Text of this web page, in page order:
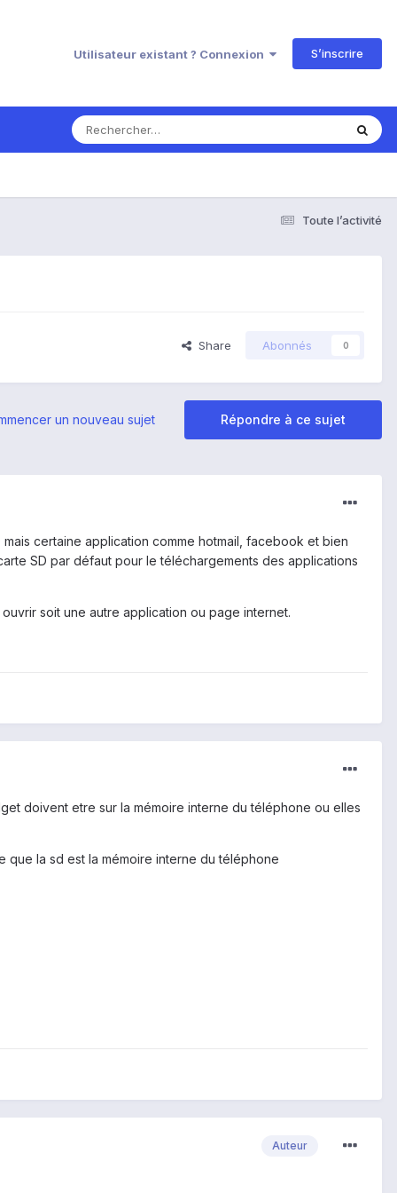
Utilisateur existant ? Connexion S’inscrire
Toute l’activité
Share Abonnés 0
Répondre à ce sujet
un nouveau sujet
certaine application comme hotmail, facebook et bien
SD par défaut pour le téléchargements des applications
soit une autre application ou page internet.
doivent etre sur la mémoire interne du téléphone ou elles
la sd est la mémoire interne du téléphone
Auteur